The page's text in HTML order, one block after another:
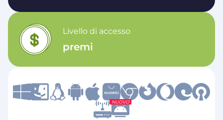
Livello di accesso
premi
NUOVO